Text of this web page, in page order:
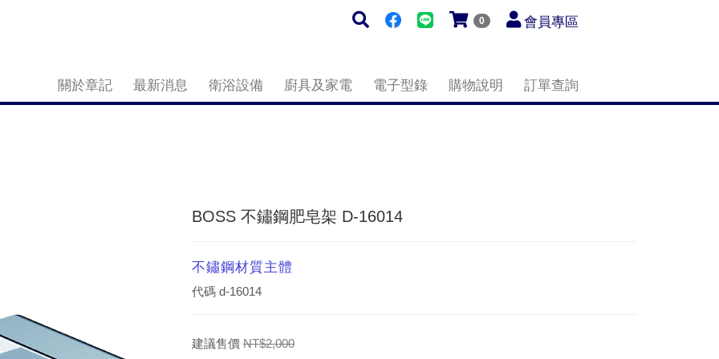
0 會員專區
關於章記 最新消息 衛浴設備 廚具及家電 電子型錄 購物說明 訂單查詢
BOSS 不鏽鋼肥皂架 D-16014
不鏽鋼材質主體
代碼 d-16014
建議售價 NT$2,000